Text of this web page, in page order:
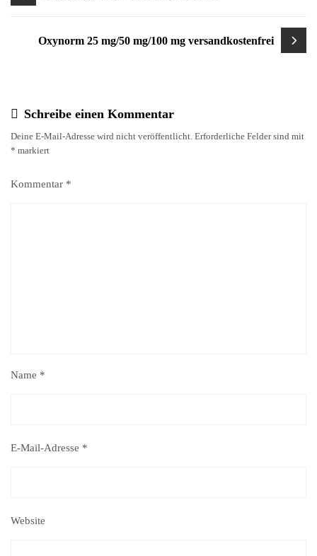
Oxynorm 25 mg/50 mg/100 mg versandkostenfrei
Schreibe einen Kommentar
Deine E-Mail-Adresse wird nicht veröffentlicht. Erforderliche Felder sind mit
* markiert
Kommentar *
Name *
E-Mail-Adresse *
Website